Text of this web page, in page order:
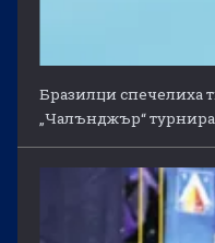
Бразилци спечелиха
„Чалънджър“